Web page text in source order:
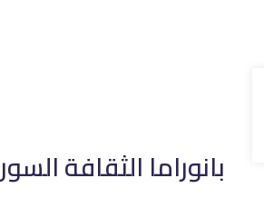
بانوراما الثقافة